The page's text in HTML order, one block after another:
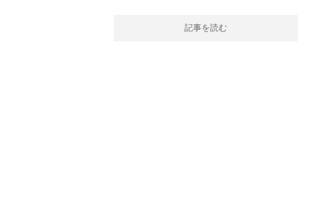
記事を読む